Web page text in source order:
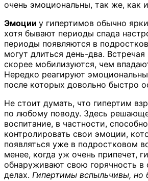
очень эмоциональны, так же, как
Эмоции у гипертимов обычно
хотя бывают периоды спада
периоды появляются в
могут длиться день-два. Встречая
скорее мобилизуются, чем
Нередко реагируют
после которых довольно быстро
Не стоит думать, что гипертим
по любому поводу. Здесь
воспитание, в частности,
контролировать свои эмоции,
появляться уже в подростковом
менее, когда уж очень припечет,
обнаруживают свою горячность в
делах. Гипертимы вспыльчивы, но